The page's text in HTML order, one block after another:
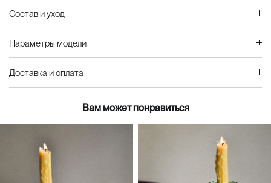
Состав и уход
Параметры модели
Доставка и оплата
Вам может понравиться